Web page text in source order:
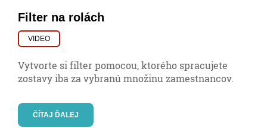
Filter na rolách
VIDEO
Vytvorte si filter pomocou, ktorého spracujete
zostavy iba za vybranú množinu zamestnancov.
ČÍTAJ ĎALEJ